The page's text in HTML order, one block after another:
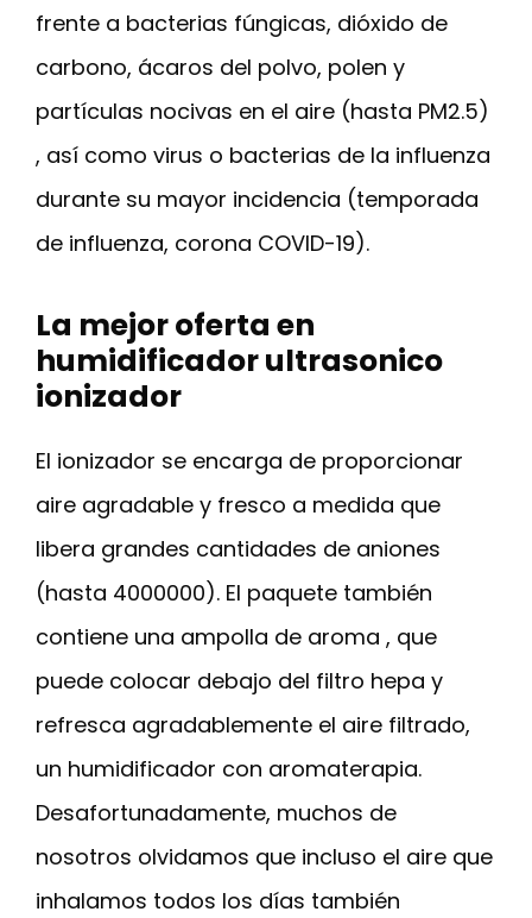
frente a bacterias fúngicas, dióxido de
carbono, ácaros del polvo, polen y
partículas nocivas en el aire (hasta PM2.5)
, así como virus o bacterias de la influenza
durante su mayor incidencia (temporada
de influenza, corona COVID-19).
La mejor oferta en
humidificador ultrasonico
ionizador
El ionizador se encarga de proporcionar
aire agradable y fresco a medida que
libera grandes cantidades de aniones
(hasta 4000000). El paquete también
contiene una ampolla de aroma , que
puede colocar debajo del filtro hepa y
refresca agradablemente el aire filtrado,
un humidificador con aromaterapia.
Desafortunadamente, muchos de
nosotros olvidamos que incluso el aire que
inhalamos todos los días también